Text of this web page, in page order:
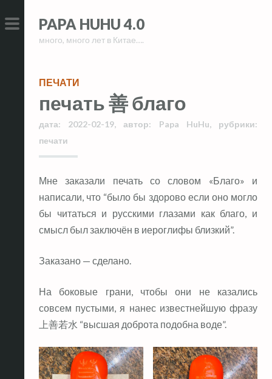
to
PRIMARY
to
PAPA HUHU 4.0
много, много лет в Китае….
ПЕЧАТИ
печать 善 благо
дата: 2022-02-19, автор: Papa HuHu,рубрики:
печати
Мне заказали печать со словом «Благо» и
написали, что “было бы здорово если оно могло
бы читаться и русскими глазами как благо, и
смысл был заключён в иероглифы близкий”.
Заказано — сделано.
На боковые грани, чтобы они не казались
совсем пустыми, я нанес известнейшую фразу
上善若水 “высшая доброта подобна воде”.